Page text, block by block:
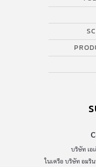
บริษัท เอ
ในเครือ บริษัท อมริ